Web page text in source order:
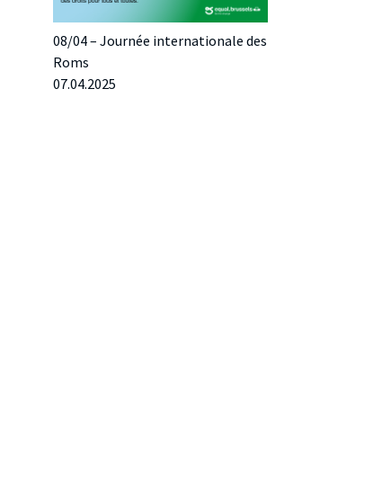
08/04 – Journée internationale des
Roms
07.04.2025